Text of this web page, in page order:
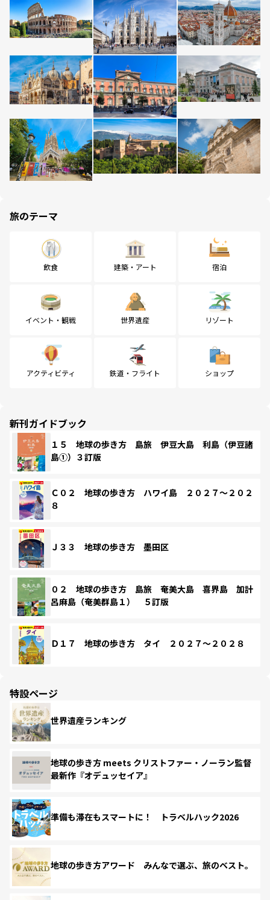
旅のテーマ
飲食 建築・アート 宿泊
イベント・観戦 世界遺産 リゾート
アクティビティ 鉄道・フライト ショップ
新刊ガイドブック
１５ 地球の歩き方 島旅 伊豆大島 利島（伊豆諸
島①）３訂版
Ｃ０２ 地球の歩き方 ハワイ島 ２０２７～２０２
８
Ｊ３３ 地球の歩き方 墨田区
０２ 地球の歩き方 島旅 奄美大島 喜界島 加計
呂麻島（奄美群島１） ５訂版
Ｄ１７ 地球の歩き方 タイ ２０２７～２０２８
特設ページ
世界遺産ランキング
地球の歩き方 meets クリストファー・ノーラン監督
最新作『オデュッセイア』
準備も滞在もスマートに！ トラベルハック2026
地球の歩き方アワード みんなで選ぶ、旅のベスト。